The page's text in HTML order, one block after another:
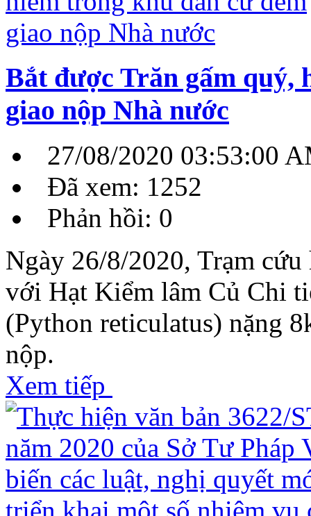
Bắt được Trăn gấm quý,
giao nộp Nhà nước
27/08/2020 03:53:00
Đã xem: 1252
Phản hồi: 0
Ngày 26/8/2020, Trạm
với Hạt Kiểm lâm Củ Chi
(Python reticulatus) nặng
nộp.
Xem tiếp